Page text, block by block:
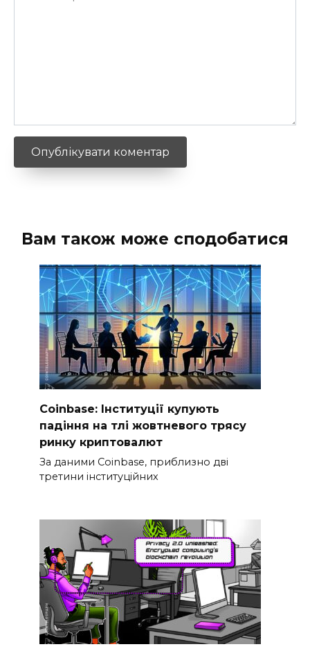
Вам також може сподобатися
Coinbase: Інституції купують
падіння на тлі жовтневого трясу
ринку криптовалют
За даними Coinbase, приблизно дві
третини інституційних